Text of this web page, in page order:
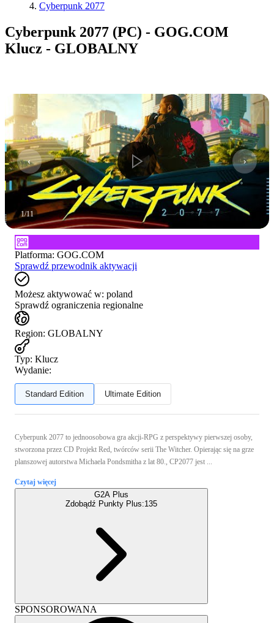
Cyberpunk 2077
Cyberpunk 2077 (PC) - GOG.COM
Klucz - GLOBALNY
1/11
Platforma: GOG.COM
Sprawdź przewodnik aktywacji
Możesz aktywować w: poland
Sprawdź ograniczenia regionalne
Region: GLOBALNY
Typ: Klucz
Wydanie:
Standard Edition Ultimate Edition
Cyberpunk 2077 to jednoosobowa gra akcji-RPG z perspektywy pierwszej osoby,
stworzona przez CD Projekt Red, twórców serii The Witcher. Opierając się na grze
planszowej autorstwa Michaela Pondsmitha z lat 80., CP2077 jest ...
Czytaj więcej
G2A Plus
Zdobądź Punkty Plus:135
SPONSOROWANA